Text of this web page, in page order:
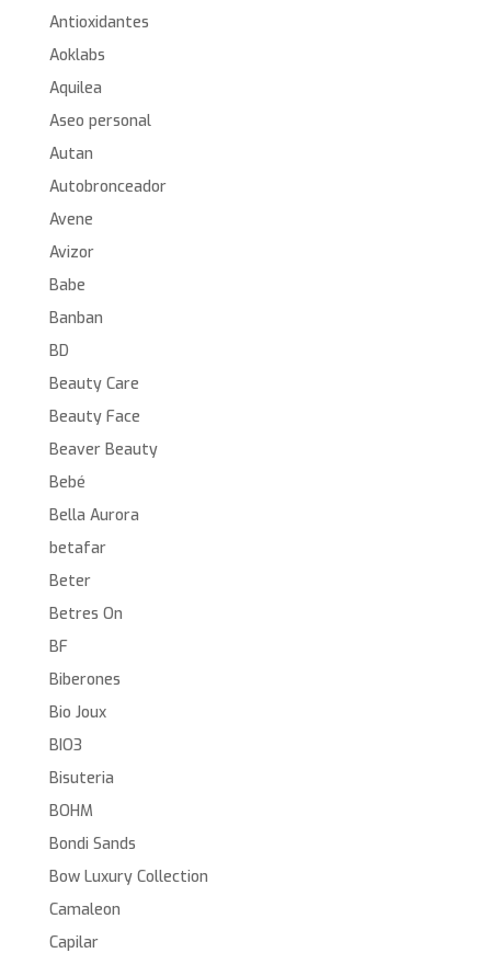
Antioxidantes
Aoklabs
Aquilea
Aseo personal
Autan
Autobronceador
Avene
Avizor
Babe
Banban
BD
Beauty Care
Beauty Face
Beaver Beauty
Bebé
Bella Aurora
betafar
Beter
Betres On
BF
Biberones
Bio Joux
BIO3
Bisuteria
BOHM
Bondi Sands
Bow Luxury Collection
Camaleon
Capilar